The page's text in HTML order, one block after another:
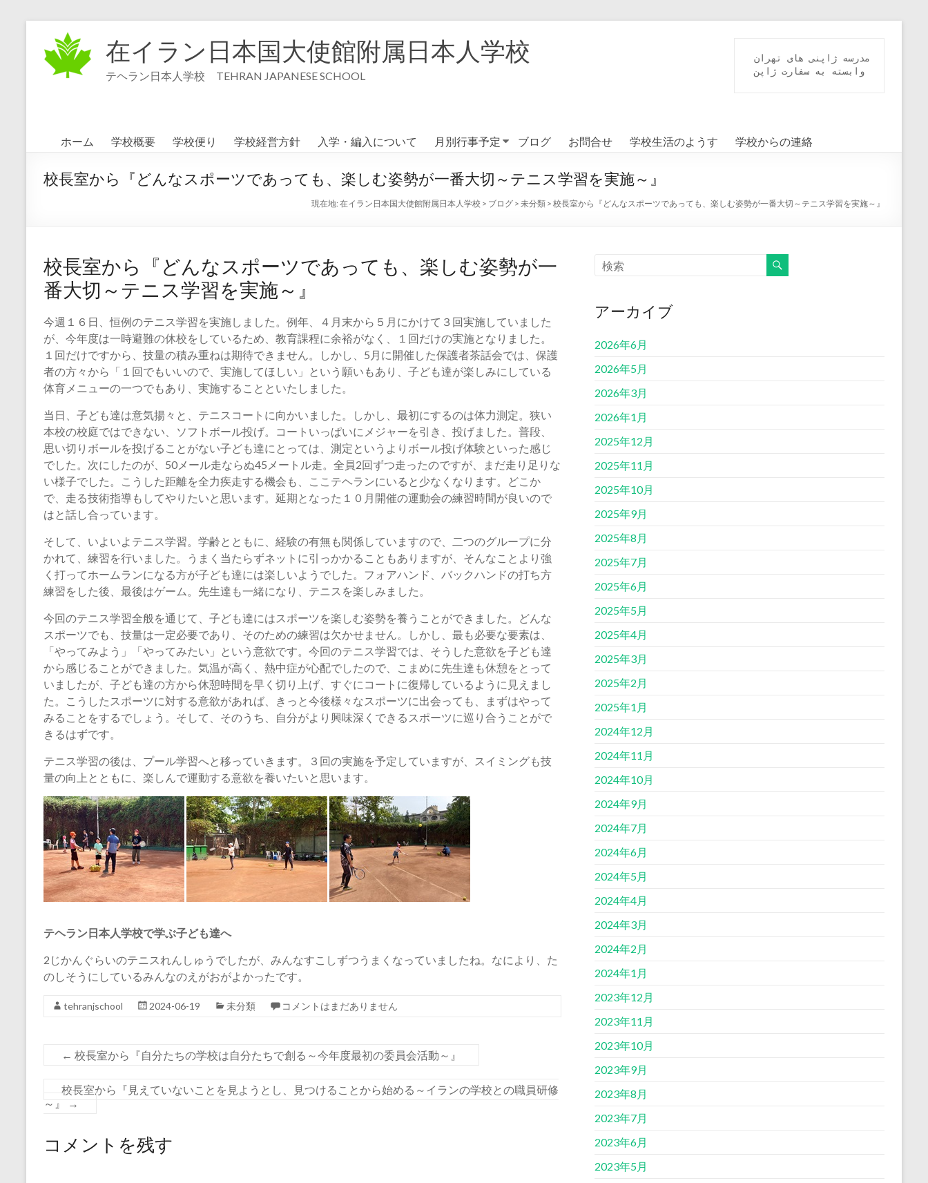
在イラン日本国大使館附属日本人学校
テヘラン日本人学校 TEHRAN JAPANESE SCHOOL
مدرسه ژاپنی های تهران
ホーム 学校概要 学校便り 学校経営方針 入学・編入について 月別行事予定 ブログ お問合せ 学校生活のようす 学校からの連絡
校長室から『どんなスポーツであっても、楽しむ姿勢が一番大切～テニス学習を実施～』
現在地: 在イラン日本国大使館附属日本人学校 > ブログ > 未分類 > 校長室から『どんなスポーツであっても、楽しむ姿勢が一番大切～テニス学習を実施～』
校長室から『どんなスポーツであっても、楽しむ姿勢が一
番大切～テニス学習を実施～』
今週１６日、恒例のテニス学習を実施しました。例年、４月末から５月にかけて３回実施していました
が、今年度は一時避難の休校をしているため、教育課程に余裕がなく、１回だけの実施となりました。
１回だけですから、技量の積み重ねは期待できません。しかし、5月に開催した保護者茶話会では、保護
者の方々から「１回でもいいので、実施してほしい」という願いもあり、子ども達が楽しみにしている
体育メニューの一つでもあり、実施することといたしました。
当日、子ども達は意気揚々と、テニスコートに向かいました。しかし、最初にするのは体力測定。狭い
本校の校庭ではできない、ソフトボール投げ。コートいっぱいにメジャーを引き、投げました。普段、
思い切りボールを投げることがない子ども達にとっては、測定というよりボール投げ体験といった感じ
でした。次にしたのが、50メール走ならぬ45メートル走。全員2回ずつ走ったのですが、まだ走り足りな
い様子でした。こうした距離を全力疾走する機会も、ここテヘランにいると少なくなります。どこか
で、走る技術指導もしてやりたいと思います。延期となった１０月開催の運動会の練習時間が良いので
はと話し合っています。
そして、いよいよテニス学習。学齢とともに、経験の有無も関係していますので、二つのグループに分
かれて、練習を行いました。うまく当たらずネットに引っかかることもありますが、そんなことより強
く打ってホームランになる方が子ども達には楽しいようでした。フォアハンド、バックハンドの打ち方
練習をした後、最後はゲーム。先生達も一緒になり、テニスを楽しみました。
今回のテニス学習全般を通じて、子ども達にはスポーツを楽しむ姿勢を養うことができました。どんな
スポーツでも、技量は一定必要であり、そのための練習は欠かせません。しかし、最も必要な要素は、
「やってみよう」「やってみたい」という意欲です。今回のテニス学習では、そうした意欲を子ども達
から感じることができました。気温が高く、熱中症が心配でしたので、こまめに先生達も休憩をとって
いましたが、子ども達の方から休憩時間を早く切り上げ、すぐにコートに復帰しているように見えまし
た。こうしたスポーツに対する意欲があれば、きっと今後様々なスポーツに出会っても、まずはやって
みることをするでしょう。そして、そのうち、自分がより興味深くできるスポーツに巡り合うことがで
きるはずです。
テニス学習の後は、プール学習へと移っていきます。３回の実施を予定していますが、スイミングも技
量の向上とともに、楽しんで運動する意欲を養いたいと思います。
テヘラン日本人学校で学ぶ子ども達へ
2じかんぐらいのテニスれんしゅうでしたが、みんなすこしずつうまくなっていましたね。なにより、た
のしそうにしているみんなのえがおがよかったです。
tehranjschool 2024-06-19 未分類 コメントはまだありません
← 校長室から『自分たちの学校は自分たちで創る～今年度最初の委員会活動～』
校長室から『見えていないことを見ようとし、見つけることから始める～イランの学校との職員研修
～』
→
コメントを残す
アーカイブ
2026年6月
2026年5月
2026年3月
2026年1月
2025年12月
2025年11月
2025年10月
2025年9月
2025年8月
2025年7月
2025年6月
2025年5月
2025年4月
2025年3月
2025年2月
2025年1月
2024年12月
2024年11月
2024年10月
2024年9月
2024年7月
2024年6月
2024年5月
2024年4月
2024年3月
2024年2月
2024年1月
2023年12月
2023年11月
2023年10月
2023年9月
2023年8月
2023年7月
2023年6月
2023年5月